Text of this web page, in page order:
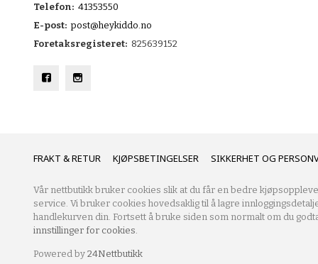
Telefon: 41353550
E-post: post@heykiddo.no
Foretaksregisteret: 825639152
FRAKT KJØPSBETINGELSER SIKKERHET OG
Vår nettbutikk bruker cookies slik at du får en bedre
service. Vi bruker cookies hovedsaklig til å lagre
handlekurven din. Fortsett å bruke siden som normalt om du
innstillinger for cookies.
Powered by 24Nettbutikk